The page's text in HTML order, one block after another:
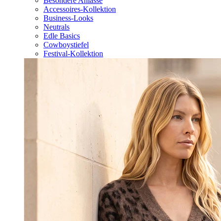
Accessoires-Kollektion
Business-Looks
Neutrals
Edle Basics
Cowboystiefel
Festival-Kollektion